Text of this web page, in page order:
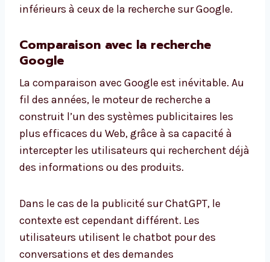
inférieurs à ceux de la recherche sur Google.
Comparaison avec la recherche
Google
La comparaison avec Google est inévitable. Au
fil des années, le moteur de recherche a
construit l’un des systèmes publicitaires les
plus efficaces du Web, grâce à sa capacité à
intercepter les utilisateurs qui recherchent déjà
des informations ou des produits.
Dans le cas de la publicité sur ChatGPT, le
contexte est cependant différent. Les
utilisateurs utilisent le chatbot pour des
conversations et des demandes